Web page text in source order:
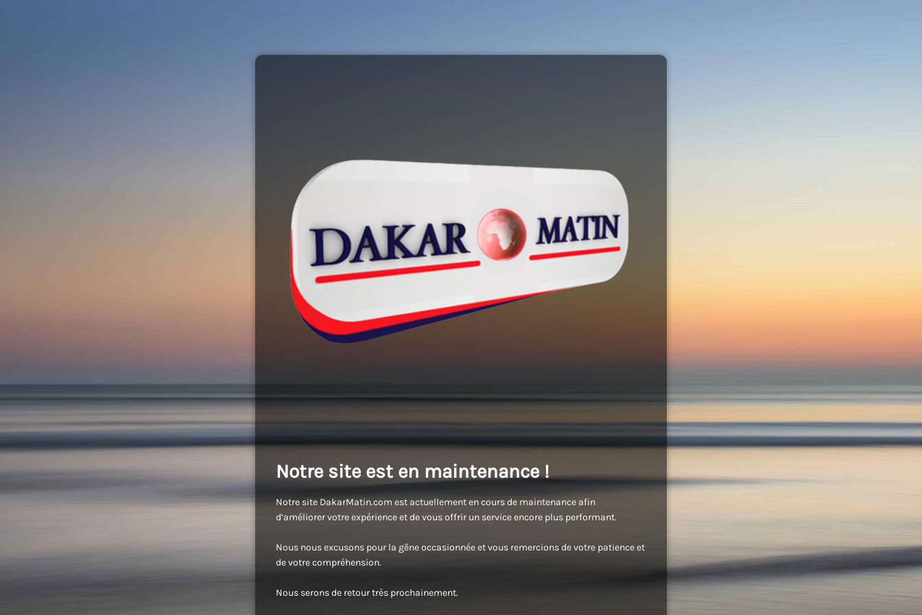
Notre site est en maintenance !
Notre site DakarMatin.com est actuellement en cours de maintenance afin
d’améliorer votre expérience et de vous offrir un service encore plus performant.
Nous nous excusons pour la gêne occasionnée et vous remercions de votre patience et
de votre compréhension.
Nous serons de retour très prochainement.